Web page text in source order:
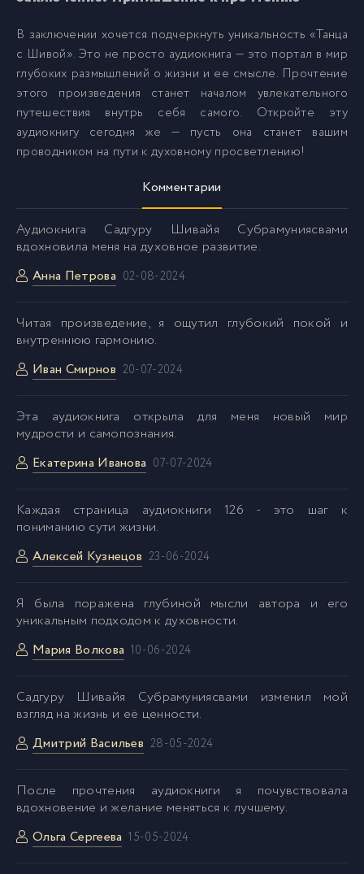
В заключении хочется подчеркнуть уникальность «Танца
с Шивой». Это не просто аудиокнига — это портал в мир
глубоких размышлений о жизни и ее смысле. Прочтение
этого произведения станет началом увлекательного
путешествия внутрь себя самого. Откройте эту
аудиокнигу сегодня же — пусть она станет вашим
проводником на пути к духовному просветлению!
Комментарии
Аудиокнига Садгуру Шивайя Субрамуниясвами
вдохновила меня на духовное развитие.
Анна Петрова 02-08-2024
Читая произведение, я ощутил глубокий покой и
внутреннюю гармонию.
Иван Смирнов 20-07-2024
Эта аудиокнига открыла для меня новый мир
мудрости и самопознания.
Екатерина Иванова 07-07-2024
Каждая страница аудиокниги 126 - это шаг к
пониманию сути жизни.
Алексей Кузнецов 23-06-2024
Я была поражена глубиной мысли автора и его
уникальным подходом к духовности.
Мария Волкова 10-06-2024
Садгуру Шивайя Субрамуниясвами изменил мой
взгляд на жизнь и её ценности.
Дмитрий Васильев 28-05-2024
После прочтения аудиокниги я почувствовала
вдохновение и желание меняться к лучшему.
Ольга Сергеева 15-05-2024